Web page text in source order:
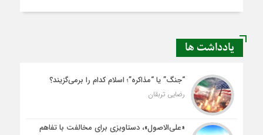
یادداشت ها
“جنگ” یا “مذاکره”؛ اسلام کدام را برمی‌گزیند؟
رضایی تربقان
«علی‌الاصول»، دستاویزی برای مخالفت با تفاهم